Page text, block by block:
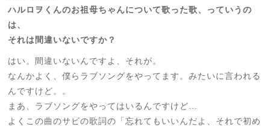
ハルロヲくんのお祖母ちゃんについて歌った歌、っていうの
は、
それは間違いないですか？
はい。間違いないんですよ、それが。
なんかよく、僕らラブソングをやってます。みたいに言われる
んですけど。。
まあ、ラブソングをやってはいるんですけど…
よくこの曲のサビの歌詞の「忘れてもいいんだよ、それで初め